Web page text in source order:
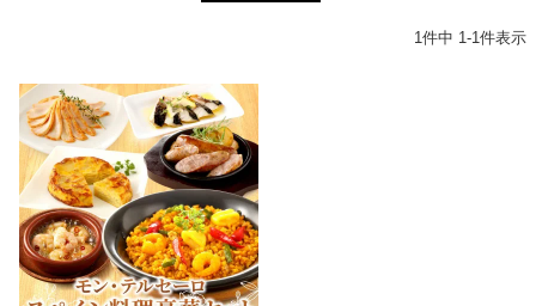
1件中 1-1件表示